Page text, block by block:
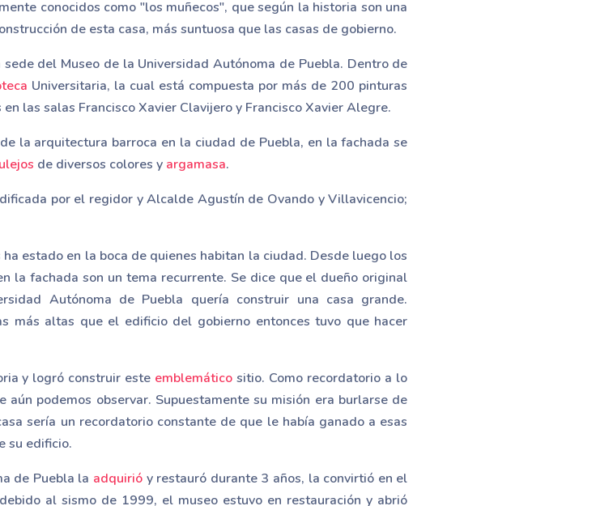
conocidos como "los muñecos", que según la historia son una
de esta casa, más suntuosa que las casas de gobierno.
del Museo de la Universidad Autónoma de Puebla. Dentro de
Universitaria, la cual está compuesta por más de 200 pinturas
las salas Francisco Xavier Clavijero y Francisco Xavier Alegre.
la arquitectura barroca en la ciudad de Puebla, en la fachada se
de diversos colores y argamasa.
por el regidor y Alcalde Agustín de Ovando y Villavicencio;
estado en la boca de quienes habitan la ciudad. Desde luego los
la fachada son un tema recurrente. Se dice que el dueño original
Autónoma de Puebla quería construir una casa grande.
más altas que el edificio del gobierno entonces tuvo que hacer
y logró construir este emblemático sitio. Como recordatorio a lo
podemos observar. Supuestamente su misión era burlarse de
sería un recordatorio constante de que le había ganado a esas
su edificio.
de Puebla la adquirió y restauró durante 3 años, la convirtió en el
al sismo de 1999, el museo estuvo en restauración y abrió